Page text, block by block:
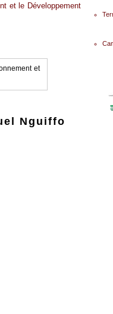
et le Développement
et
Nguiffo